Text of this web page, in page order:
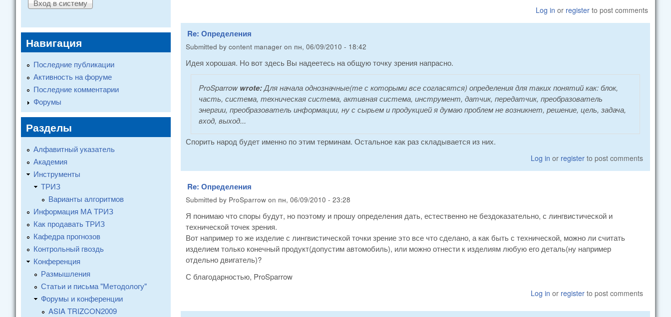
Log in or register to post comments
Re: Определения
Submitted by content manager on пн, 06/09/2010 - 18:42
Идея хорошая. Но вот здесь Вы надеетесь на общую точку зрения напрасно.
ProSparrowwrote:Для начала однозначные(те с которыми все согласятся) определения для таких понятий как: блок,
часть, система, техническая система, активная система, инструмент, датчик, передатчик, преобразователь
энергии, преобразователь информации, ну с сырьем и продукцией я думаю проблем не возникнет, решение, цель, задача,
вход, выход...
Спорить народ будет именно по этим терминам. Остальное как раз складывается из них.
Log in or register to post comments
Re: Определения
Submitted by ProSparrow on пн, 06/09/2010 - 23:28
Я понимаю что споры будут, но поэтому и прошу определения дать, естественно не бездоказательно, с лингвистической и
технической точек зрения.
Вот например то же изделие с лингвистической точки зрение это все что сделано, а как быть с технической, можно ли считать
изделием только конечный продукт(допустим автомобиль), или можно отнести к изделиям любую его деталь(ну например
отдельно двигатель)?
С благодарностью, ProSparrow
Log in or register to post comments
Навигация
Последние публикации
Активность на форуме
Последние комментарии
Форумы
Разделы
Алфавитный указатель
Академия
Инструменты
ТРИЗ
Варианты алгоритмов
Информация МА ТРИЗ
Как продавать ТРИЗ
Кафедра прогнозов
Контрольный гвоздь
Конференция
Размышления
Статьи и письма "Методологу"
Форумы и конференции
ASIA TRIZCON2009